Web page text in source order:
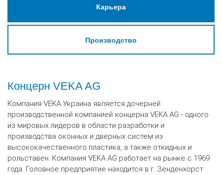
Карьера
Производство
Концерн VEKA AG
Компания VEKA Украина является дочерней
производственной компанией концерна VEKA AG - одного
из мировых лидеров в области разработки и
производства оконных и дверных систем из
высококачественного пластика, а также откидных и
рольставен. Компания VEKA AG работает на рынке с 1969
года. Головное предприятие находится в г. Зенденхорст